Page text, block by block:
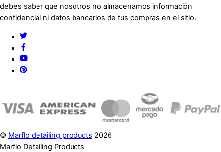
debes saber que nosotros no almacenamos información
confidencial ni datos bancarios de tus compras en el sitio.
Twitter
YouTube
Pinterest
© Marflo detailing products 2026
Marflo Detailing Products